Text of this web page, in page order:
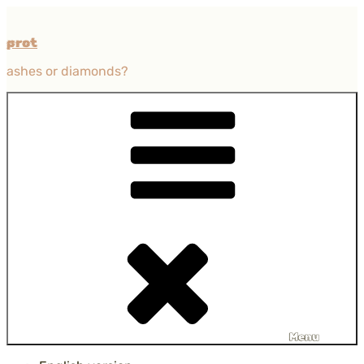
treści
prot
ashes or diamonds?
Menu